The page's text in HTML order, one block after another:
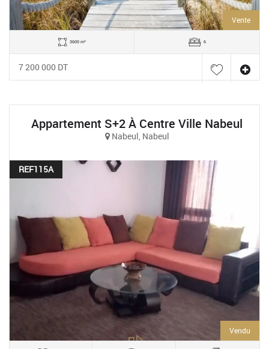
Vente
3600 m² 6
7 200 000 DT
Appartement S+2 À Centre Ville Nabeul
Nabeul, Nabeul
REF115A
Vendu